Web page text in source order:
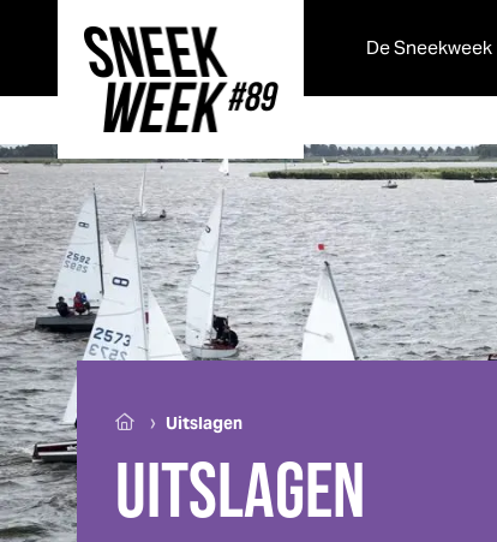
Sneekweek
DeSneekweek
UITSLAGEN
› Uitslagen